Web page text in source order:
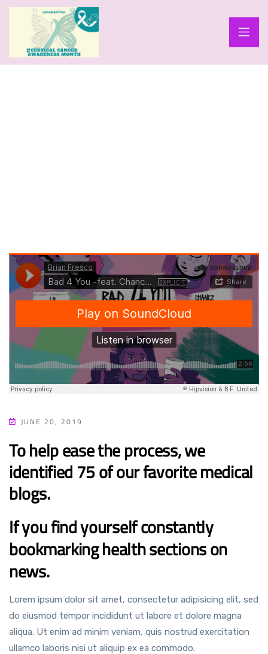
JUNE 20, 2019
To help ease the process, we
identified 75 of our favorite medical
blogs.
If you find yourself constantly
bookmarking health sections on
news.
Lorem ipsum dolor sit amet, consectetur adipisicing elit, sed
do eiusmod tempor incididunt ut labore et dolore magna
aliqua. Ut enim ad minim veniam, quis nostrud exercitation
ullamco laboris nisi ut aliquip ex ea commodo.